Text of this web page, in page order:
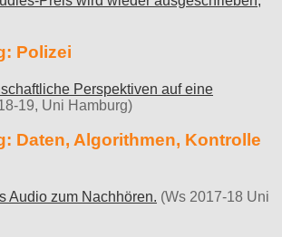
Polizei
Perspektiven auf eine
19, Uni Hamburg)
Daten, Algorithmen, Kontrolle
Audio zum Nachhören. (Ws 2017-18 Uni